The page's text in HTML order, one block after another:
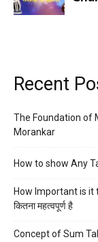
Recent
The Foundation of
Morankar
How to show Any
How Important is it
कितना महत्वपूर्ण है
Concept of Sum Tali